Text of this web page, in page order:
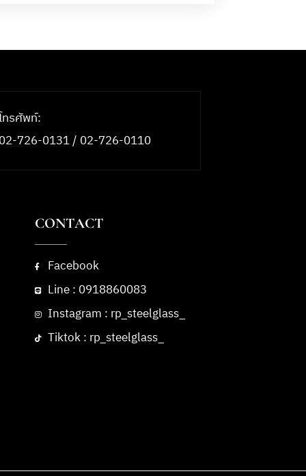
ทรศัพท์:
726-0131 / 02-726-0110
CONTACT
Facebook
Line : 0918860083
Instagram : rp_steelglass_
Tiktok : rp_steelglass_